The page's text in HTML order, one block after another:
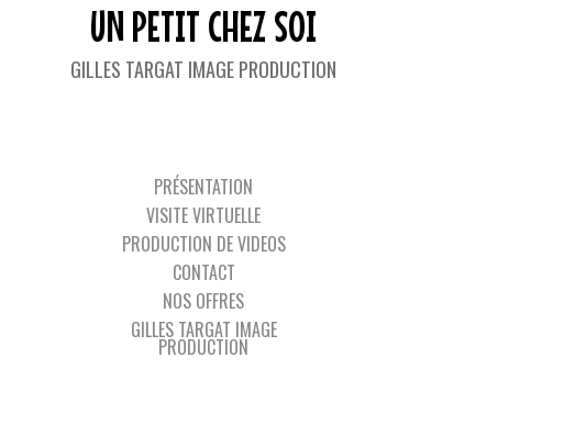
UN PETIT CHEZ SOI
GILLES TARGAT IMAGE PRODUCTION
PRÉSENTATION
VISITE VIRTUELLE
PRODUCTION DE VIDEOS
CONTACT
NOS OFFRES
GILLES TARGAT IMAGE
PRODUCTION